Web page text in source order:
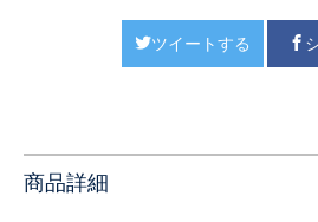
ツイートする
商品詳細